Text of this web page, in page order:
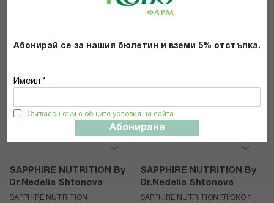
Абонирай се за нашия бюлетин и вземи 5% отстъпка.
Имейл *
Съгласен съм с общите условия на сайта
Абониране
Популярни в тази категория
SAPPHIRE NUTRITION By
Dr.Nedelia Shtonova
SAPPHIRE NUTRITION
SAPPHIRE NUTRITION By
Dr.Nedelia Shtonova
SAPPHIRE NUTRITION ГЛЮКО 1